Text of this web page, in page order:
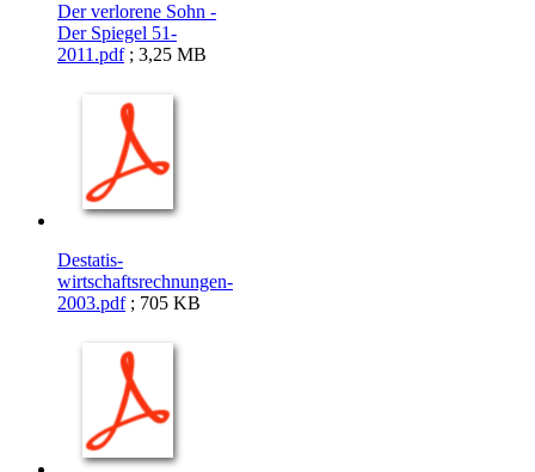
Der verlorene Sohn -
Der Spiegel 51-
2011.pdf; 3,25 MB
Destatis-
wirtschaftsrechnungen-
2003.pdf; 705 KB